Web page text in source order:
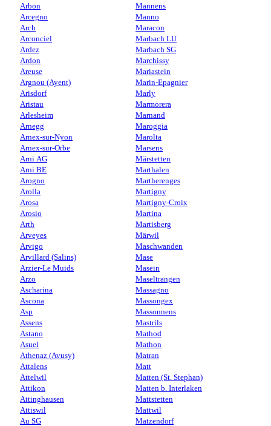
Arbon
Arcegno
Arch
Arconciel
Ardez
Ardon
Areuse
Argnou (Ayent)
Arisdorf
Aristau
Arlesheim
Arnegg
Arnex-sur-Nyon
Arnex-sur-Orbe
Arni AG
Arni BE
Arogno
Arolla
Arosa
Arosio
Arth
Arveyes
Arvigo
Arvillard (Salins)
Arzier-Le Muids
Arzo
Ascharina
Ascona
Asp
Assens
Astano
Asuel
Athenaz (Avusy)
Attalens
Attelwil
Attikon
Attinghausen
Attiswil
Au SG
Mannens
Manno
Maracon
Marbach LU
Marbach SG
Marchissy
Mariastein
Marin-Epagnier
Marly
Marmorera
Marnand
Maroggia
Marolta
Marsens
Märstetten
Marthalen
Martherenges
Martigny
Martigny-Croix
Martina
Martisberg
Märwil
Maschwanden
Mase
Masein
Maseltrangen
Massagno
Massongex
Massonnens
Mastrils
Mathod
Mathon
Matran
Matt
Matten (St. Stephan)
Matten b. Interlaken
Mattstetten
Mattwil
Matzendorf